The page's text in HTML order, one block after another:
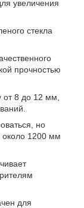
увеличения
стекла
прочностью
8 до 12 мм,
но
1200 мм
для